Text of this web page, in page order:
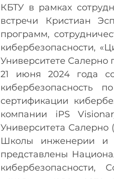
КБТУ в рамках
встречи Кристиан
программ,
кибербезопасности,
Университете Салерно
21 июня 2024 года
кибербезопасность
сертификации
компании iPS
Университета
Школы инженерии и
представлены